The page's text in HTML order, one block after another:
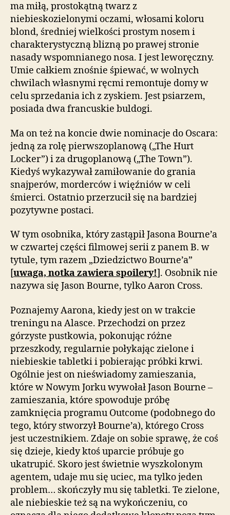
ma miłą, prostokątną twarz z
niebieskozielonymi oczami, włosami koloru
blond, średniej wielkości prostym nosem i
charakterystyczną blizną po prawej stronie
nasady wspomnianego nosa. I jest leworęczny.
Umie całkiem znośnie śpiewać, w wolnych
chwilach własnymi ręcmi remontuje domy w
celu sprzedania ich z zyskiem. Jest psiarzem,
posiada dwa francuskie buldogi.
Ma on też na koncie dwie nominacje do Oscara:
jedną za rolę pierwszoplanową („The Hurt
Locker”) i za drugoplanową („The Town”).
Kiedyś wykazywał zamiłowanie do grania
snajperów, morderców i więźniów w celi
śmierci. Ostatnio przerzucił się na bardziej
pozytywne postaci.
W tym osobnika, który zastąpił Jasona Bourne’a
w czwartej części filmowej serii z panem B. w
tytule, tym razem „Dziedzictwo Bourne’a”
[uwaga, notka zawiera spoilery!]. Osobnik nie
nazywa się Jason Bourne, tylko Aaron Cross.
Poznajemy Aarona, kiedy jest on w trakcie
treningu na Alasce. Przechodzi on przez
górzyste pustkowia, pokonując różne
przeszkody, regularnie połykając zielone i
niebieskie tabletki i pobierając próbki krwi.
Ogólnie jest on nieświadomy zamieszania,
które w Nowym Jorku wywołał Jason Bourne –
zamieszania, które spowoduje próbę
zamknięcia programu Outcome (podobnego do
tego, który stworzył Bourne’a ), którego Cross
jest uczestnikiem. Zdaje on sobie sprawę, że coś
się dzieje, kiedy ktoś uparcie próbuje go
ukatrupić. Skoro jest świetnie wyszkolonym
agentem, udaje mu się uciec, ma tylko jeden
problem… skończyły mu się tabletki. Te zielone,
ale niebieskie też są na wykończeniu, co